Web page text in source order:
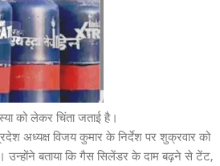
को लेकर चिंता जताई है।
अध्यक्ष विजय कुमार के निर्देश पर शुक्रवार को
उन्होंने बताया कि गैस सिलेंडर के दाम बढ़ने से टेंट,